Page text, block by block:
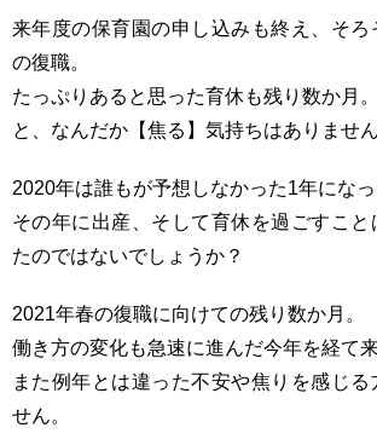
来年度の保育園の申し込みも終え、そろ
の復職。
たっぷりあると思った育休も残り数か月。
と、なんだか【焦る】気持ちはありませ
2020年は誰もが予想しなかった1年になっ
その年に出産、そして育休を過ごすこと
たのではないでしょうか？
2021年春の復職に向けての残り数か月。
働き方の変化も急速に進んだ今年を経て
また例年とは違った不安や焦りを感じる
せん。